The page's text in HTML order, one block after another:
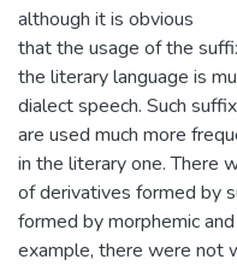
although it is obvious
that the usage of the
the literary language is
dialect speech. Such
are used much more
in the literary one. There
of derivatives formed by
formed by morphemic
example, there were not